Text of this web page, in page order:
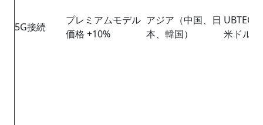
5G接続
プレミアムモデル
価格 +10%
アジア（中国、日
本、韓国）
米ドル